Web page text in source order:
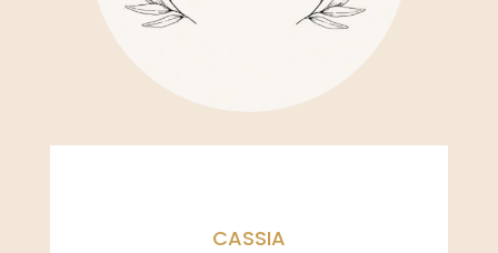
CASSIA